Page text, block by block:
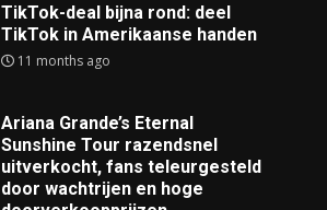
TikTok-deal bijna rond: deel
TikTok in Amerikaanse handen
11 months ago
Ariana Grande’s Eternal
Sunshine Tour razendsnel
uitverkocht, fans teleurgesteld
door wachtrijen en hoge